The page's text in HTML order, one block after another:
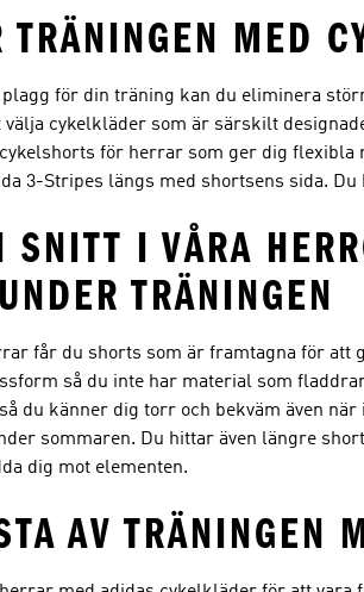
TRÄNINGEN MED
plagg för din träning kan du eliminera
välja cykelkläder som är särskilt
för herrar som ger dig
3-Stripes längs med shortsens sida.
SNITT I VÅRA
TRÄNINGEN
får du shorts som är framtagna för
så du inte har material som
du känner dig torr och bekväm även
sommaren. Du hittar även längre
dig mot elementen.
AV TRÄNINGEN